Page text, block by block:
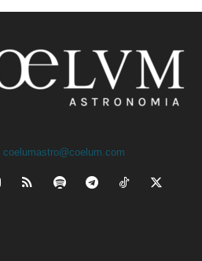
coelumastro@coelum.com